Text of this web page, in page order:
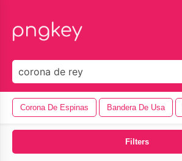
Corona De Espinas Bandera De Usa
Filters